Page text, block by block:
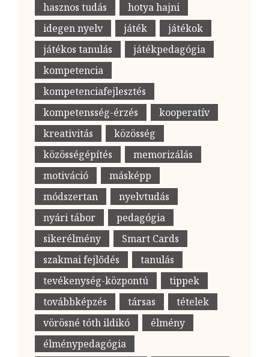
hasznos tudás
hotya hajni
idegen nyelv
játék
játékok
játékos tanulás
játékpedagógia
kompetencia
kompetenciafejlesztés
kompetensség-érzés
kooperatív
kreativitás
közösség
közösségépítés
memorizálás
motiváció
másképp
módszertan
nyelvtudás
nyári tábor
pedagógia
sikerélmény
Smart Cards
szakmai fejlődés
tanulás
tevékenység-központú
tippek
továbbképzés
társas
tételek
vörösné tóth ildikó
élmény
élménypedagógia